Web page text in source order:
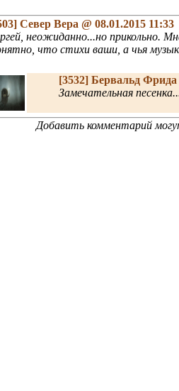
Север Вера @ 08.01.2015 11:33
неожиданно...но прикольно.
что стихи ваши, а чья
[3532] Бервальд Фрида
Замечательная
Добавить комментарий